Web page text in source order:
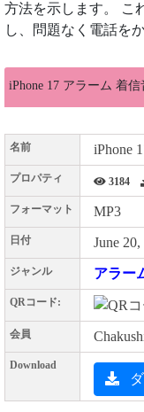
方法を示します。 こ
し、問題なく電話を
iPhone 17 アラーム 着
名前 iPhone
プロパティ 3184
フォーマット MP3
日付 June
ジャンル アラー
QRコード:
会員
Download